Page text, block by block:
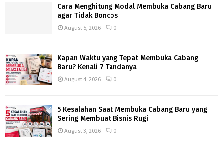
Cara Menghitung Modal Membuka Cabang Baru
agar Tidak Boncos
August 5, 2026 0
Kapan Waktu yang Tepat Membuka Cabang
Baru? Kenali 7 Tandanya
August 4, 2026 0
5 Kesalahan Saat Membuka Cabang Baru yang
Sering Membuat Bisnis Rugi
August 3, 2026 0